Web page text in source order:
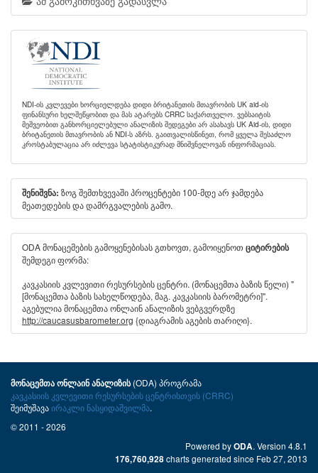
NDI-ის კვლევები ხორციელდება დიდი ბრიტანეთის მთავრობის UK aid-ის
ფინანსური ხელშეწყობით და მას ატარებს CRRC საქართველო. ვებსაიტის
მეშვეობით განხორციელებული ანალიზის შედეგები არ ასახავს UK Aid-ის, დიდი
ბრიტანეთის მთავრობის ან NDI-ს აზრს. გაითვალისწინეთ, რომ ყველა შესაძლო
კროსტაბულაცია არ იძლევა სტატისტიკურად მნიშვნელოვან ინფორმაციას.
შენიშვნა: ზოგ შემთხვევაში პროცენტები 100-მდე არ ჯამდება
მეათედების და დამრგვალების გამო.
ODA მონაცემების გამოყენებისას გთხოვთ, გამოიყენოთ ციტირების
შემდეგი ფორმა:
კავკასიის კვლევითი რესურსების ცენტრი. (მონაცემთა ბაზის წელი) "
[მონაცემთა ბაზის სახელწოდება, მაგ. კავკასიის ბარომეტრი]".
აგებულია მონაცემთა ონლაინ ანალიზის ვებგვერდზე
http://caucasusbarometer.org {დიაგრამის აგების თარიღი}.
მონაცემთა ონლაინ ანალიზის(ODA) პროგრამა
კავკასიის კვლევითი რესურსების ცენტრისთვის (CRRC)
შეიმუშავაირაკლი ნასყიდაშვილმა.
© 2011 - 2026
Powered byODA. Version 4.8.1
176,760,928charts generated since Feb 27, 2013